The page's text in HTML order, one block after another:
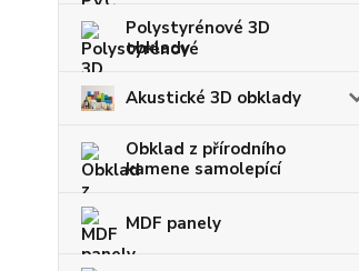
Polystyrénové 3D
obklady
Akustické 3D obklady
Obklad z přírodního
kamene samolepící
MDF panely